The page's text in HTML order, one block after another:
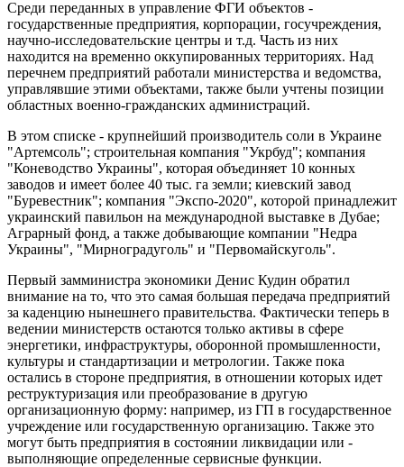
Среди переданных в управление ФГИ объектов -
государственные предприятия, корпорации, госучреждения,
научно-исследовательские центры и т.д. Часть из них
находится на временно оккупированных территориях. Над
перечнем предприятий работали министерства и ведомства,
управлявшие этими объектами, также были учтены позиции
областных военно-гражданских администраций.
В этом списке - крупнейший производитель соли в Украине
"Артемсоль"; строительная компания "Укрбуд"; компания
"Коневодство Украины", которая объединяет 10 конных
заводов и имеет более 40 тыс. га земли; киевский завод
"Буревестник"; компания "Экспо-2020", которой принадлежит
украинский павильон на международной выставке в Дубае;
Аграрный фонд, а также добывающие компании "Недра
Украины", "Мирноградуголь" и "Первомайскуголь".
Первый замминистра экономики Денис Кудин обратил
внимание на то, что это самая большая передача предприятий
за каденцию нынешнего правительства. Фактически теперь в
ведении министерств остаются только активы в сфере
энергетики, инфраструктуры, оборонной промышленности,
культуры и стандартизации и метрологии. Также пока
остались в стороне предприятия, в отношении которых идет
реструктуризация или преобразование в другую
организационную форму: например, из ГП в государственное
учреждение или государственную организацию. Также это
могут быть предприятия в состоянии ликвидации или -
выполняющие определенные сервисные функции.